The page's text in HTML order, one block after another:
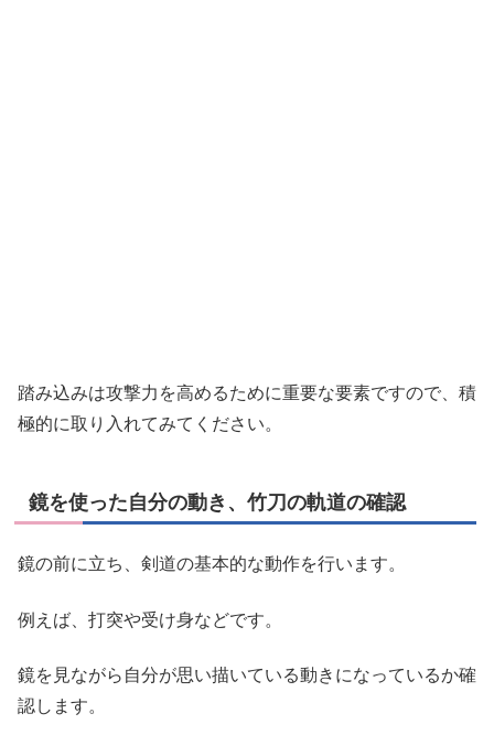
踏み込みは攻撃力を高めるために重要な要素ですので、積
極的に取り入れてみてください。
鏡を使った自分の動き、竹刀の軌道の確認
鏡の前に立ち、剣道の基本的な動作を行います。
例えば、打突や受け身などです。
鏡を見ながら自分が思い描いている動きになっているか確
認します。